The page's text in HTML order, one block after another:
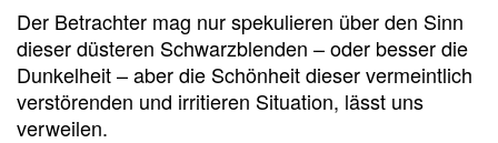
Der Betrachter mag nur spekulieren über den Sinn
dieser düsteren Schwarzblenden – oder besser die
Dunkelheit – aber die Schönheit dieser vermeintlich
verstörenden und irritieren Situation, lässt uns
verweilen.